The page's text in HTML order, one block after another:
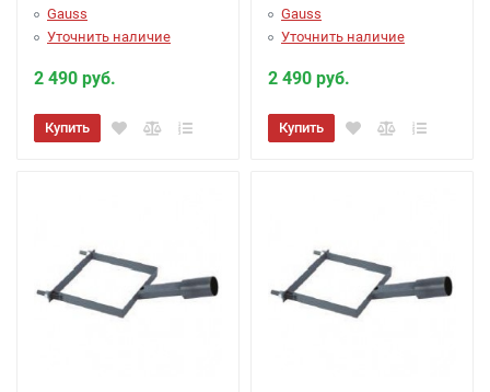
Gauss
Уточнить наличие
2 490 руб.
Купить
Gauss
Уточнить наличие
2 490 руб.
Купить